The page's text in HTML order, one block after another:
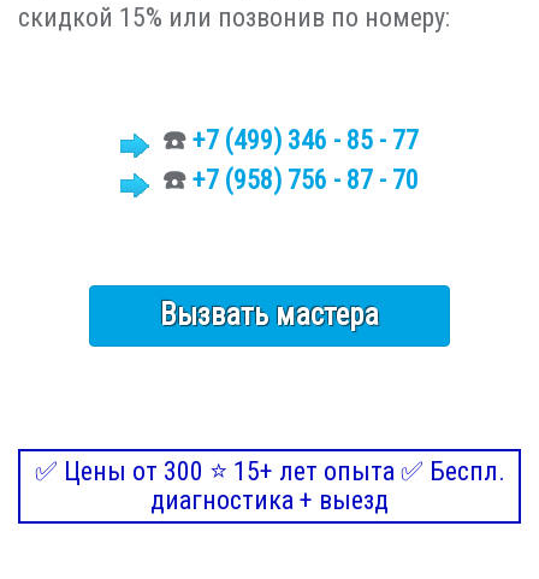
скидкой 15% или позвонив по номеру:
☎️ +7 (499) 346 - 85 - 77
☎️ +7 (958) 756 - 87 - 70
Вызвать мастера
✅ Цены от 300 ⭐ 15+ лет опыта ✅ Беспл.
диагностика + выезд